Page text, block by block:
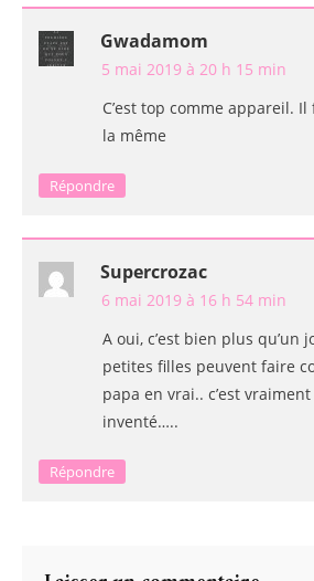
Gwadamom
5 mai 2019 à 20 h 15 min
C’est top comme appareil.
la même
Répondre
Supercrozac
6 mai 2019 à 16 h 54 min
A oui, c’est bien plus qu’un
petites filles peuvent faire
papa en vrai.. c’est
inventé…..
Répondre